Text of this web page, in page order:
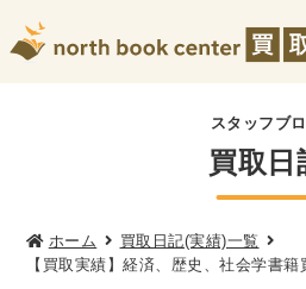
社会学書・人文書籍関係
哲学書・心理学・思想書
倫理学・道徳
文化人類学・民俗学
東洋
現象学
西洋哲学 言
スタッフブ
買取日
ホーム
買取日記(実績)一覧
【買取実績】経済、歴史、社会学書籍